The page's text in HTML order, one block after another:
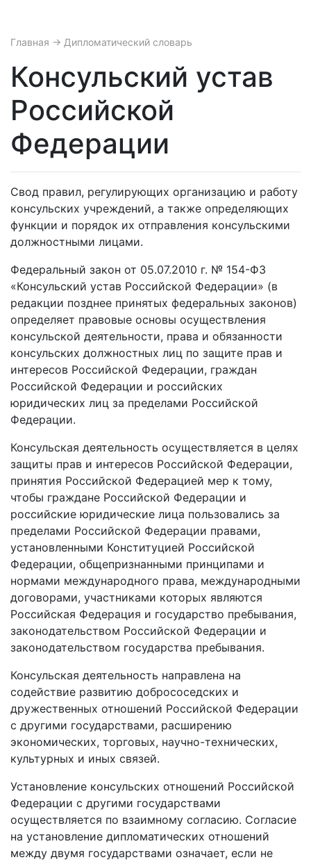
Главная → Дипломатический словарь
Консульский устав
Российской
Федерации
Свод правил, регулирующих организацию и работу
консульских учреждений, а также определяющих
функции и порядок их отправления консульскими
должностными лицами.
Федеральный закон от 05.07.2010 г. № 154-ФЗ
«Консульский устав Российской Федерации» (в
редакции позднее принятых федеральных законов)
определяет правовые основы осуществления
консульской деятельности, права и обязанности
консульских должностных лиц по защите прав и
интересов Российской Федерации, граждан
Российской Федерации и российских
юридических лиц за пределами Российской
Федерации.
Консульская деятельность осуществляется в целях
защиты прав и интересов Российской Федерации,
принятия Российской Федерацией мер к тому,
чтобы граждане Российской Федерации и
российские юридические лица пользовались за
пределами Российской Федерации правами,
установленными Конституцией Российской
Федерации, общепризнанными принципами и
нормами международного права, международными
договорами, участниками которых являются
Российская Федерация и государство пребывания,
законодательством Российской Федерации и
законодательством государства пребывания.
Консульская деятельность направлена на
содействие развитию добрососедских и
дружественных отношений Российской Федерации
с другими государствами, расширению
экономических, торговых, научно-технических,
культурных и иных связей.
Установление консульских отношений Российской
Федерации с другими государствами
осуществляется по взаимному согласию. Согласие
на установление дипломатических отношений
между двумя государствами означает, если не